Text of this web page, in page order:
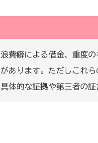
浪費癖による借金、重度
があります。ただしこれ
具体的な証拠や第三者の